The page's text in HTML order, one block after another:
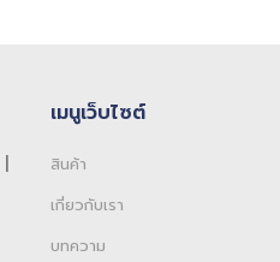
เมนูเว็บไซต์
สินค้า
เกี่ยวกับเรา
บทความ